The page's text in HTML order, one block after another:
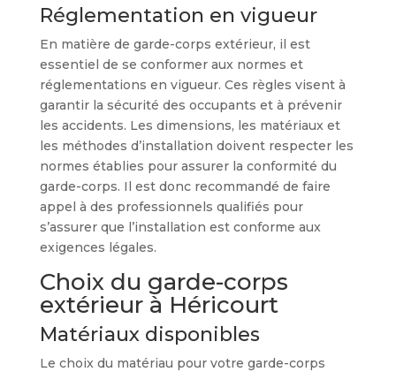
Réglementation en vigueur
En matière de garde-corps extérieur, il est
essentiel de se conformer aux normes et
réglementations en vigueur. Ces règles visent à
garantir la sécurité des occupants et à prévenir
les accidents. Les dimensions, les matériaux et
les méthodes d’installation doivent respecter les
normes établies pour assurer la conformité du
garde-corps. Il est donc recommandé de faire
appel à des professionnels qualifiés pour
s’assurer que l’installation est conforme aux
exigences légales.
Choix du garde-corps
extérieur à Héricourt
Matériaux disponibles
Le choix du matériau pour votre garde-corps